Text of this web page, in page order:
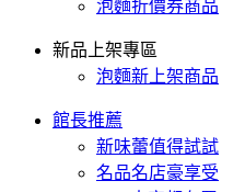
泡麵折價券商品
新品上架專區
泡麵新上架商品
館長推薦
新味蕾值得試試
名品名店豪享受